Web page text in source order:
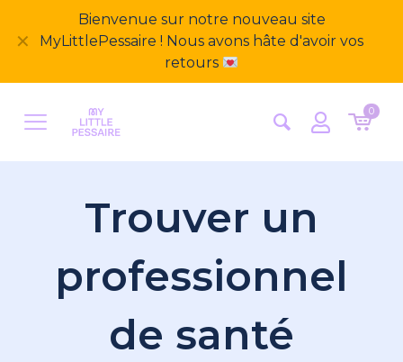
Bienvenue sur notre nouveau site
MyLittlePessaire ! Nous avons hâte d'avoir vos
retours
✕
0
Trouver un
professionnel
de santé